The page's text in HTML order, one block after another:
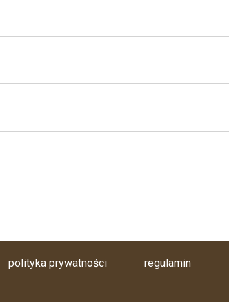
polityka prywatności regulamin